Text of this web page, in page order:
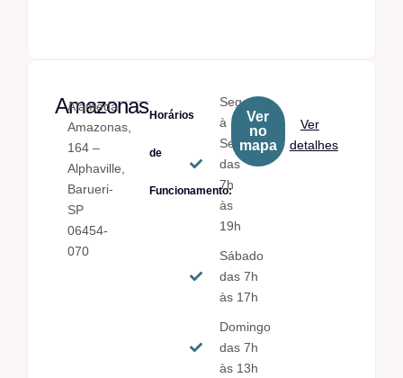
Amazonas
Alameda
Amazonas,
164 –
Alphaville,
Barueri-
SP
06454-
070
Horários
de
Funcionamento:
Seg.
à
Sex.
das
7h
às
19h
Sábado
das 7h
às 17h
Domingo
das 7h
às 13h
Ver
no
mapa
Ver
detalhes